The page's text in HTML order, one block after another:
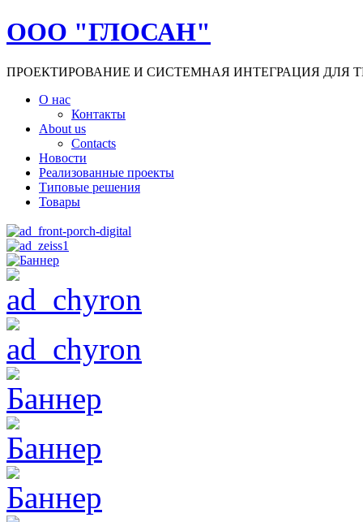
ООО "ГЛОСАН"
ПРОЕКТИРОВАНИЕ И СИСТЕМНАЯ ИНТЕГРАЦИЯ ДЛЯ
О нас
Контакты
About us
Contacts
Новости
Реализованные проекты
Типовые решения
Товары